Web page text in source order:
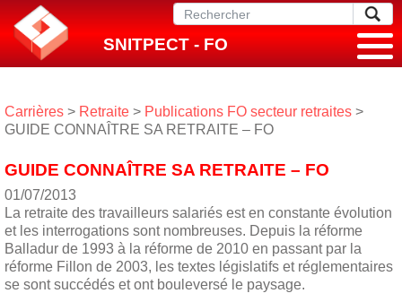
SNITPECT - FO
Carrières > Retraite > Publications FO secteur retraites >
GUIDE CONNAÎTRE SA RETRAITE – FO
GUIDE CONNAÎTRE SA RETRAITE – FO
01/07/2013
La retraite des travailleurs salariés est en constante évolution
et les interrogations sont nombreuses. Depuis la réforme
Balladur de 1993 à la réforme de 2010 en passant par la
réforme Fillon de 2003, les textes législatifs et réglementaires
se sont succédés et ont bouleversé le paysage.